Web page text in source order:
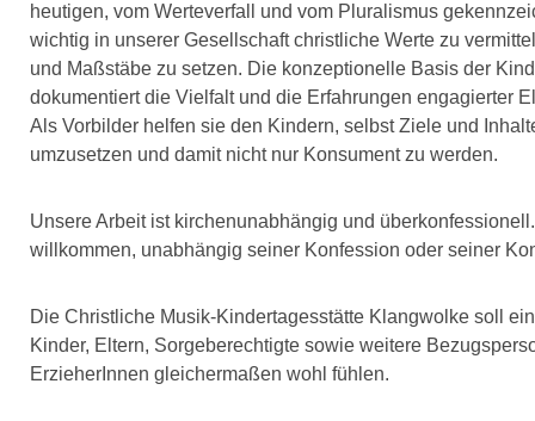
heutigen, vom Werteverfall und vom Pluralismus
wichtig in unserer Gesellschaft christliche Werte zu
und Maßstäbe zu setzen. Die konzeptionelle Basis der
dokumentiert die Vielfalt und die Erfahrungen engagierter
Als Vorbilder helfen sie den Kindern, selbst Ziele und
umzusetzen und damit nicht nur Konsument zu werden.
Unsere Arbeit ist kirchenunabhängig und
willkommen, unabhängig seiner Konfession oder seiner
Die Christliche Musik-Kindertagesstätte Klangwolke soll
Kinder, Eltern, Sorgeberechtigte sowie weitere
ErzieherInnen gleichermaßen wohl fühlen.